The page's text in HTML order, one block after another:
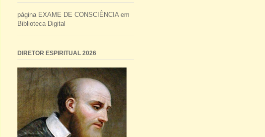
página EXAME DE CONSCIÊNCIA em
Biblioteca Digital
DIRETOR ESPIRITUAL 2026